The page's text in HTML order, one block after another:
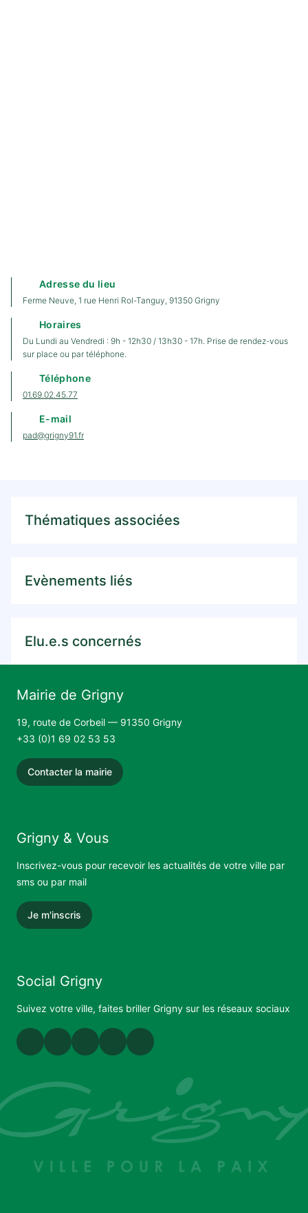
Adresse du lieu
Ferme Neuve, 1 rue Henri Rol-Tanguy, 91350 Grigny
Horaires
Du Lundi au Vendredi : 9h - 12h30 / 13h30 - 17h. Prise de rendez-vous
sur place ou par téléphone.
Téléphone
01.69.02.45.77
E-mail
pad@grigny91.fr
Thématiques associées
Evènements liés
Elu.e.s concernés
Mairie de Grigny
19, route de Corbeil — 91350 Grigny
+33 (0)1 69 02 53 53
Contacter la mairie
Grigny & Vous
Inscrivez-vous pour recevoir les actualités de votre ville par
sms ou par mail
Je m'inscris
Social Grigny
Suivez votre ville, faites briller Grigny sur les réseaux sociaux